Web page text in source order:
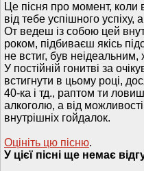
Це пісня про момент, коли
від тебе успішного
От ведеш із собою цей
роком, підбиваєш якісь
не встиг, був неідеальним,
У постійній гонитві за
встигнути в цьому році,
40-ка і тд., раптом ти ловиш
алкоголю, а від
внутрішніх гойдалок.
Оцініть цю пісню.
У цієї пісні ще немає